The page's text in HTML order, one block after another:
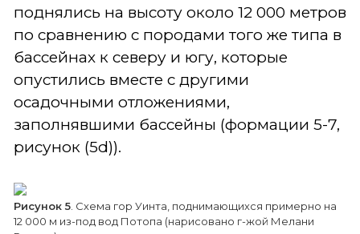
поднялись на высоту около 12 000 метров
по сравнению с породами того же типа в
бассейнах к северу и югу, которые
опустились вместе с другими
осадочными отложениями,
заполнявшими бассейны (формации 5-7,
рисунок (5d)).
Рисунок 5 . Схема гор Уинта, поднимающихся примерно на
12 000 м из-под вод Потопа (нарисовано г-жой Мелани